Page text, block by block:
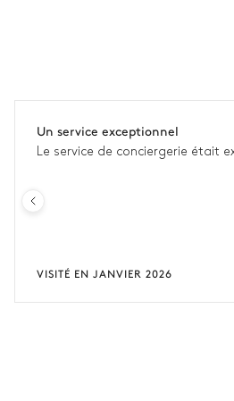
Un service exceptionnel
Le service de conciergerie
VISITÉ EN JANVIER 2026